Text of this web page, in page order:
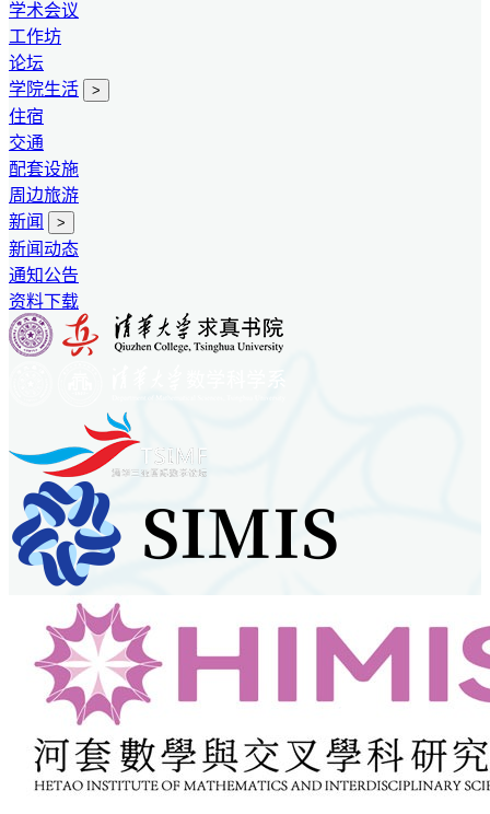
学术会议
工作坊
论坛
学院生活
>
住宿
交通
配套设施
周边旅游
新闻
>
新闻动态
通知公告
资料下载